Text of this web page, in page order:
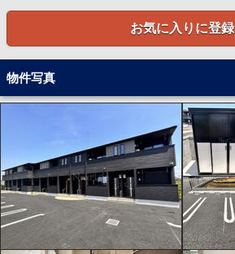
お気に入りに登録
物件写真